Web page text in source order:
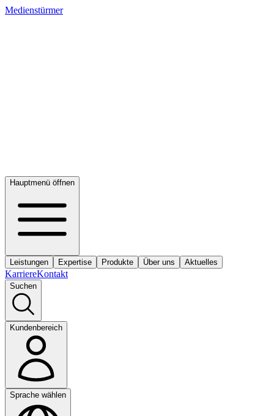
Medienstürmer
Hauptmenü öffnen
Leistungen Expertise Produkte Über uns Aktuelles
KarriereKontakt
Suchen
Kundenbereich
Sprache wählen